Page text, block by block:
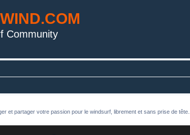
Community
et partager votre passion pour le windsurf, librement et sans prise de tête...